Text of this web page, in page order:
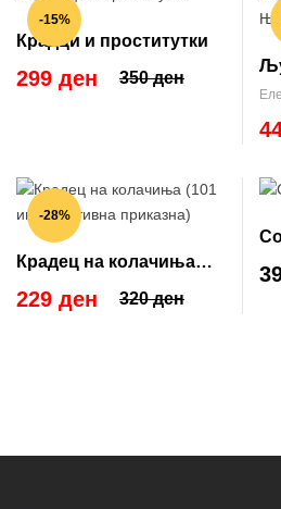
-15%
Крадци и проститутки
350 ден
299 ден
-28%
Крадец на колачиња
(101 инспиративна
приказна)
320 ден
229 ден